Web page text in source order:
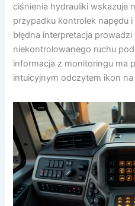
ciśnienia hydrauliki wskazuje
przypadku kontrolek napędu
błędna interpretacja
niekontrolowanego ruchu
informacja z monitoringu ma
intuicyjnym odczytem ikon